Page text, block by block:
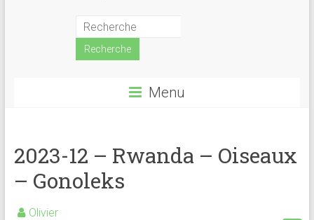
Menu
2023-12 – Rwanda – Oiseaux
– Gonoleks
Olivier